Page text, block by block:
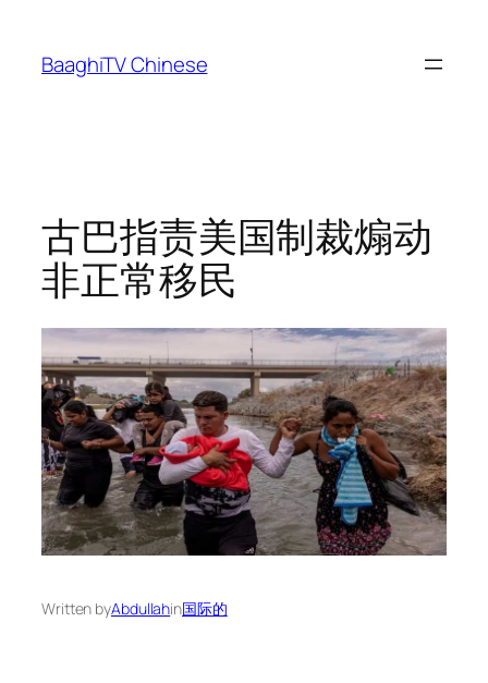
content
BaaghiTV Chinese
古巴指责美国制裁煽动
非正常移民
Written byAbdullahin国际的